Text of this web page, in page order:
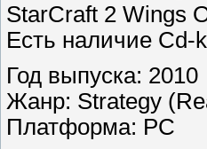
StarCraft 2 Wings
Есть наличие Сd-
Год выпуска: 2010
Жанр: Strategy
Платформа: PC